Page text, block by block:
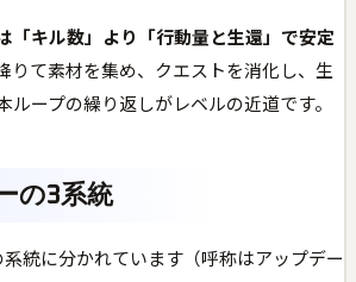
「キル数」より「行動量と生還」で安定
りて素材を集め、クエストを消化し、生
ープの繰り返しがレベルの近道です。
の3系統
統に分かれています（呼称はアップデー